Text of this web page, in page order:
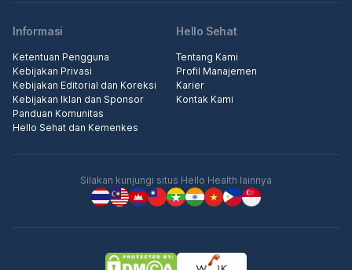
Informasi
Ketentuan Pengguna
Kebijakan Privasi
Kebijakan Editorial dan Koreksi
Kebijakan Iklan dan Sponsor
Panduan Komunitas
Hello Sehat dan Kemenkes
Hello Sehat
Tentang Kami
Profil Manajemen
Karier
Kontak Kami
Silakan kunjungi situs Hello Health lainnya